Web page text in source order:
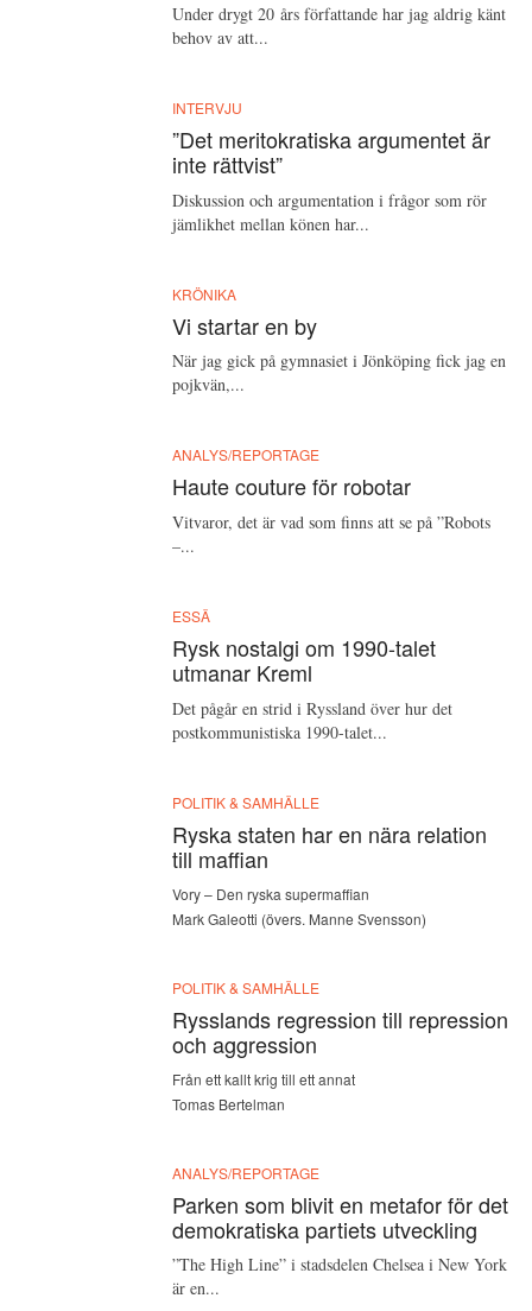
Under drygt 20 års författande har jag aldrig känt
behov av att...
INTERVJU
”Det meritokratiska argumentet är
inte rättvist”
Diskussion och argumentation i frågor som rör
jämlikhet mellan könen har...
KRÖNIKA
Vi startar en by
När jag gick på gymnasiet i Jönköping fick jag en
pojkvän,...
ANALYS/REPORTAGE
Haute couture för robotar
Vitvaror, det är vad som finns att se på ”Robots
–...
ESSÄ
Rysk nostalgi om 1990-talet
utmanar Kreml
Det pågår en strid i Ryssland över hur det
postkommunistiska 1990-talet...
POLITIK & SAMHÄLLE
Ryska staten har en nära relation
till maffian
Vory – Den ryska supermaffian
Mark Galeotti (övers. Manne Svensson)
POLITIK & SAMHÄLLE
Rysslands regression till repression
och aggression
Från ett kallt krig till ett annat
Tomas Bertelman
ANALYS/REPORTAGE
Parken som blivit en metafor för det
demokratiska partiets utveckling
”The High Line” i stadsdelen Chelsea i New York
är en...